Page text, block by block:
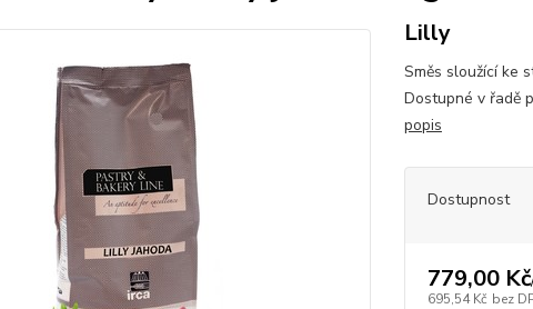
Lilly
Směs sloužící ke
Dostupné v řadě
popis
Dostupnost
779,00 Kč
695,54 Kč bez